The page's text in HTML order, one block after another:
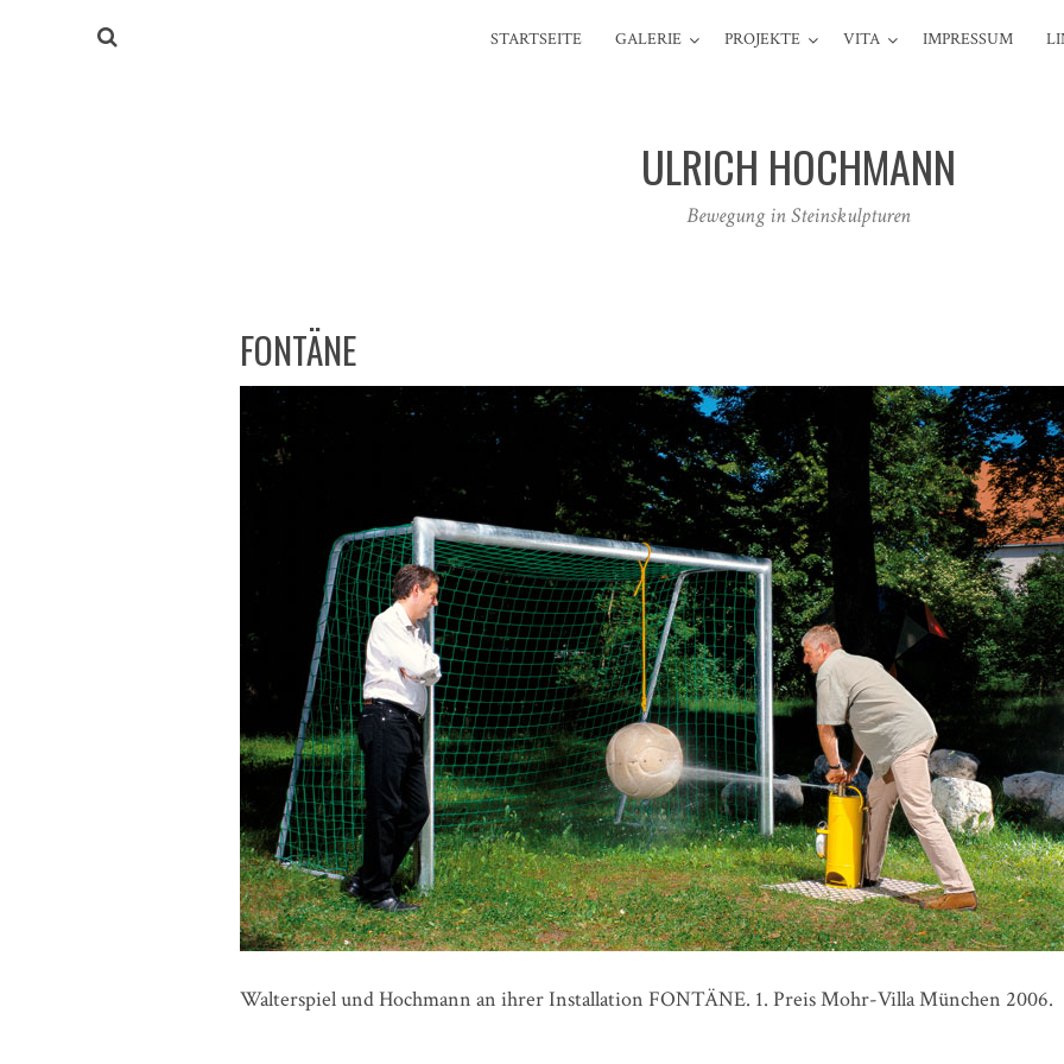
STARTSEITE GALERIE PROJEKTE VITA IMPRESSUM
ULRICH HOCHMANN
Bewegung in Steinskulpturen
FONTÄNE
Walterspiel und Hochmann an ihrer Installation FONTÄNE. 1. Preis Mohr-Villa München 2006.